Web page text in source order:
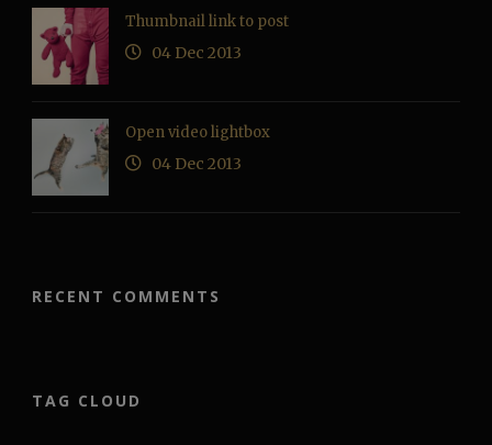
Thumbnail link to post
04 Dec 2013
Open video lightbox
04 Dec 2013
RECENT COMMENTS
TAG CLOUD